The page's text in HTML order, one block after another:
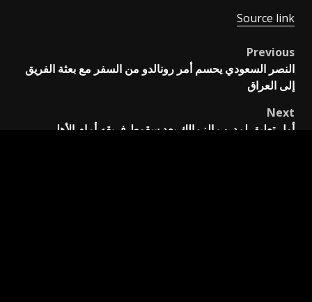
Source link
Post
navigation
Previous
النصر السعودي يحسم أمر رونالدو من السفر مع بعثة الفريق
إلى العراق
Next
أول تعليق لمدرب الزمالك بعد سقوط فريقه أمام الأهلي